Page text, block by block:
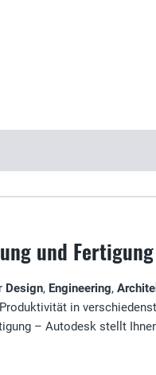
und Fertigung
Design, Engineering,
in
– Autodesk stellt